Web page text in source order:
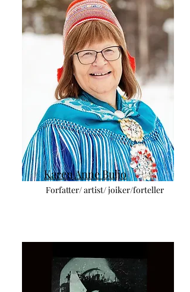
Karen Anne Buljo
Forfatter/ artist/ joiker/forteller